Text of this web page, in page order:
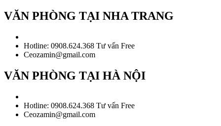
VĂN PHÒNG TẠI NHA TRANG
Hotline: 0908.624.368 Tư vấn Free
Ceozamin@gmail.com
VĂN PHÒNG TẠI HÀ NỘI
Hotline: 0908.624.368 Tư vấn Free
Ceozamin@gmail.com